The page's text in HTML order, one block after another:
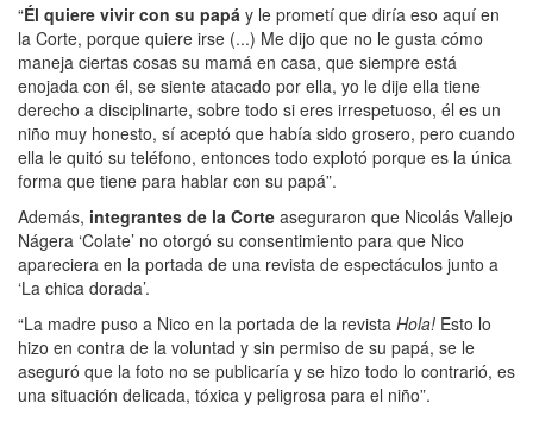
“Él quiere vivir con su papá y le prometí que diría eso aquí en
la Corte, porque quiere irse (...) Me dijo que no le gusta cómo
maneja ciertas cosas su mamá en casa, que siempre está
enojada con él, se siente atacado por ella, yo le dije ella tiene
derecho a disciplinarte, sobre todo si eres irrespetuoso, él es un
niño muy honesto, sí aceptó que había sido grosero, pero cuando
ella le quitó su teléfono, entonces todo explotó porque es la única
forma que tiene para hablar con su papá”.
Además, integrantes de la Corte aseguraron que Nicolás Vallejo
Nágera ‘Colate’ no otorgó su consentimiento para que Nico
apareciera en la portada de una revista de espectáculos junto a
‘La chica dorada’.
“La madre puso a Nico en la portada de la revista Hola! Esto lo
hizo en contra de la voluntad y sin permiso de su papá, se le
aseguró que la foto no se publicaría y se hizo todo lo contrarió, es
una situación delicada, tóxica y peligrosa para el niño”.